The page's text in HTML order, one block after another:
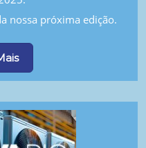
nossa próxima edição.